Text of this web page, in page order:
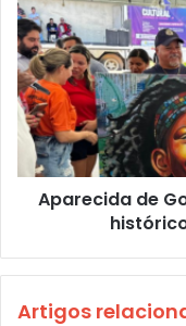
Aparecida de
Artigos